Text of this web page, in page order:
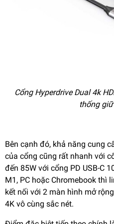
Cổng Hyperdrive Dual 4k
thống
Bên cạnh đó, khả năng cung
của cổng cũng rất nhanh với
đến 85W với cổng PD USB-C
M1, PC hoặc Chromebook thì
kết nối với 2 màn hình mở
4K vô cùng sắc nét.